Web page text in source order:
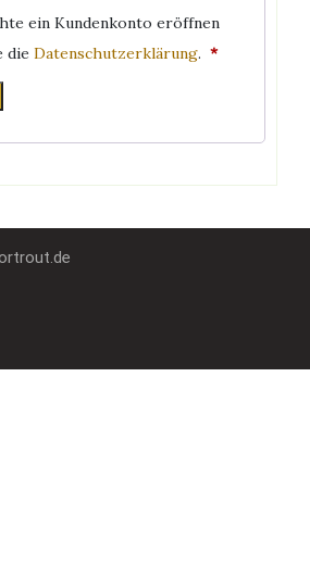
ein Kundenkonto eröffnen
die Datenschutzerklärung. *Erforderlich